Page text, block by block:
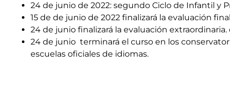
24 de junio de 2022: segundo Ciclo de Infantil y
15 de de junio de 2022 finalizará la evaluación
24 de junio finalizará la evaluación extraordinaria.
24 de junio terminará el curso en los
escuelas oficiales de idiomas.